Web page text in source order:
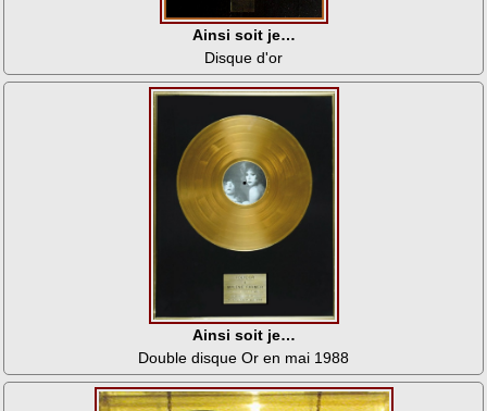
Ainsi soit je…
Disque d'or
Ainsi soit je…
Double disque Or en mai 1988